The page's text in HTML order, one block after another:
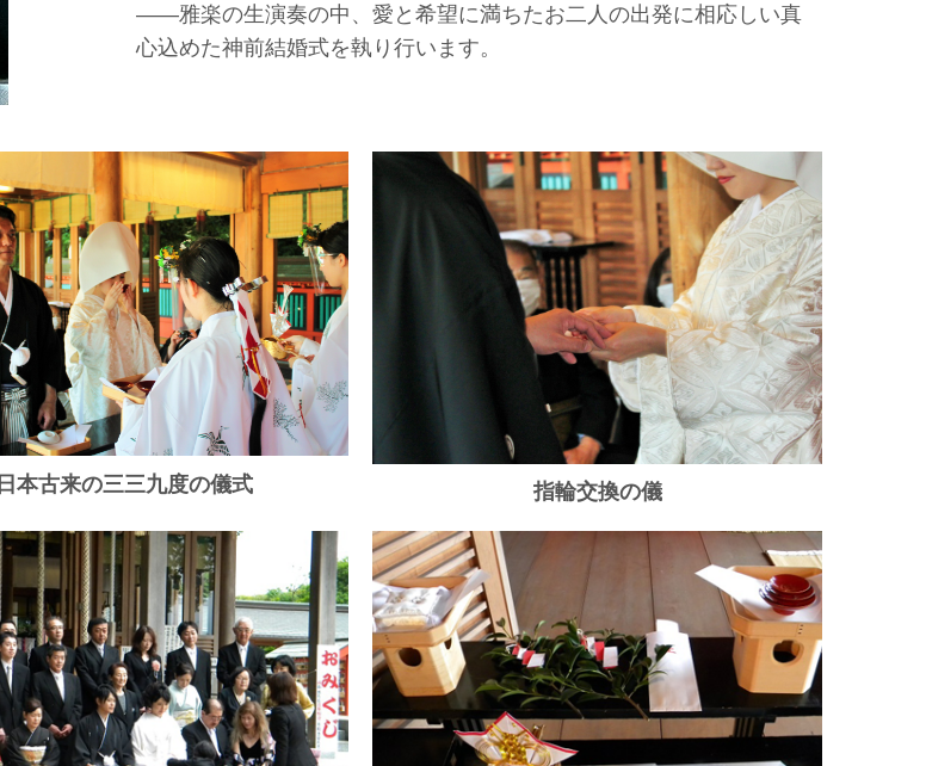
――雅楽の生演奏の中、愛と希望に満ちたお二人の出発に相応しい真
心込めた神前結婚式を執り行います。
日本古来の三三九度の儀式 指輪交換の儀